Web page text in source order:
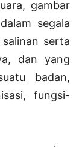
gambar
segala
serta
dan yang
badan,
fungsi-